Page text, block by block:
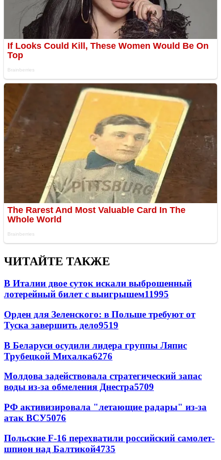
ЧИТАЙТЕ ТАКЖЕ
В Италии двое суток искали выброшенный
лотерейный билет с выигрышем11995
Орден для Зеленского: в Польше требуют от
Туска завершить дело9519
В Беларуси осудили лидера группы Ляпис
Трубецкой Михалка6276
Молдова задействовала стратегический запас
воды из-за обмеления Днестра5709
РФ активизировала "летающие радары" из-за
атак ВСУ5076
Польские F-16 перехватили российский самолет-
шпион над Балтикой4735